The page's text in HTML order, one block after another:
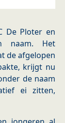
De Ploter en
naam. Het
de afgelopen
krijgt nu
de naam
ei zitten,